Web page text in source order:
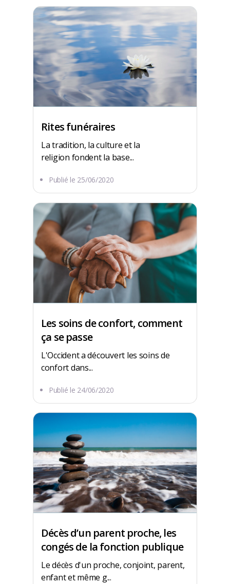
Rites funéraires
La tradition, la culture et la
religion fondent la base...
Publié le 25/06/2020
Les soins de confort, comment
ça se passe
L'Occident a découvert les soins de
confort dans...
Publié le 24/06/2020
Décès d’un parent proche, les
congés de la fonction publique
Le décès d'un proche, conjoint, parent,
enfant et même g...